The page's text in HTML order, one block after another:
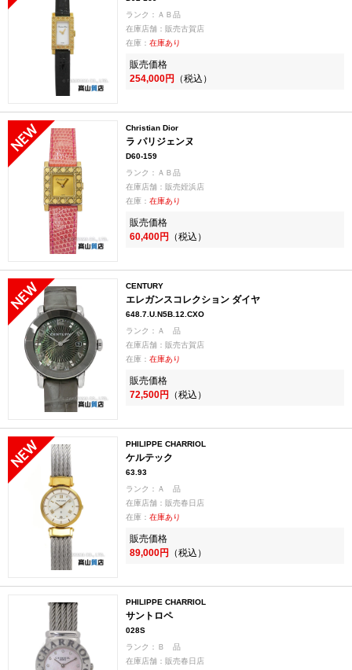
ランク：ＡＢ品
在庫店舗：販売古賀店
在庫： 在庫あり
販売価格
254,000円 （税込）
Christian Dior
ラ パリジェンヌ
D60-159
ランク：ＡＢ品
在庫店舗：販売姪浜店
在庫： 在庫あり
販売価格
60,400円 （税込）
CENTURY
エレガンスコレクション ダイヤ
648.7.U.N5B.12.CXO
ランク：Ａ 品
在庫店舗：販売古賀店
在庫： 在庫あり
販売価格
72,500円 （税込）
PHILIPPE CHARRIOL
ケルテック
63.93
ランク：Ａ 品
在庫店舗：販売春日店
在庫： 在庫あり
販売価格
89,000円 （税込）
PHILIPPE CHARRIOL
サントロペ
028S
ランク：Ｂ 品
在庫店舗：販売春日店